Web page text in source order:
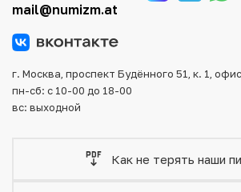
mail@numizm.at
г. Москва, проспект Будённого 51, к. 1,
пн-сб: с 10-00 до 18-00
вс: выходной
Как не терять наши